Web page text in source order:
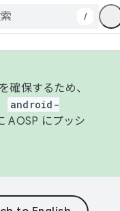
/
確保するため、
android-
AOSP にプッシ